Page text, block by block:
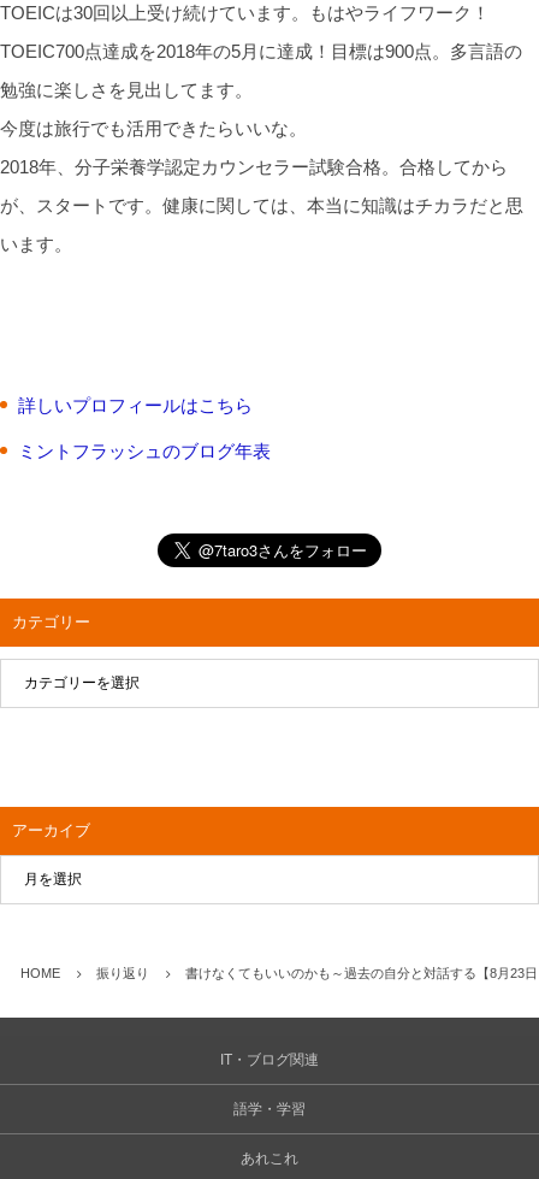
TOEICは30回以上受け続けています。もはやライフワーク！
TOEIC700点達成を2018年の5月に達成！目標は900点。多言語の
勉強に楽しさを見出してます。
今度は旅行でも活用できたらいいな。
2018年、分子栄養学認定カウンセラー試験合格。合格してから
が、スタートです。健康に関しては、本当に知識はチカラだと思
います。
詳しいプロフィールはこちら
ミントフラッシュのブログ年表
カテゴリー
アーカイブ
HOME 振り返り 書けなくてもいいのかも～過去の自分と対話する【8月23
IT・ブログ関連
語学・学習
あれこれ